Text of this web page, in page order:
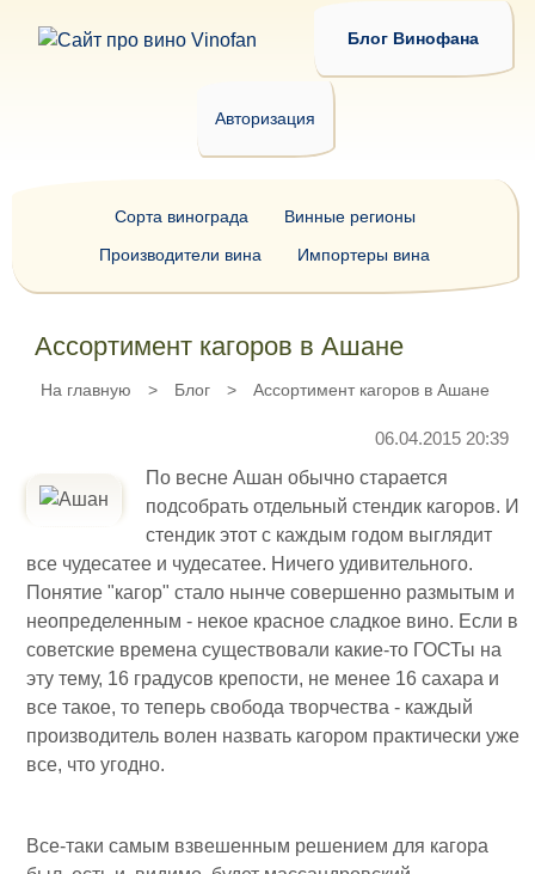
Блог Винофана
Авторизация
Ассортимент кагоров в Ашане
На главную > Блог > Ассортимент кагоров в Ашане
06.04.2015 20:39
По весне Ашан обычно старается
подсобрать отдельный стендик кагоров. И
стендик этот с каждым годом выглядит
все чудесатее и чудесатее. Ничего удивительного.
Понятие "кагор" стало нынче совершенно размытым и
неопределенным - некое красное сладкое вино. Если в
советские времена существовали какие-то ГОСТы на
эту тему, 16 градусов крепости, не менее 16 сахара и
все такое, то теперь свобода творчества - каждый
производитель волен назвать кагором практически уже
все, что угодно.
Все-таки самым взвешенным решением для кагора
Сорта винограда
Винные регионы
Производители вина
Импортеры вина